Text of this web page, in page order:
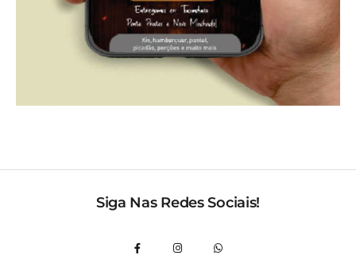
Siga Nas Redes Sociais!